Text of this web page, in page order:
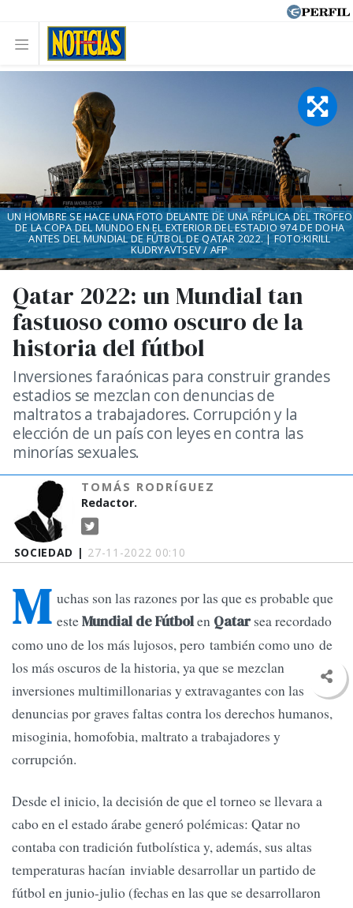
SOCIEDAD | 27-11-2022 00:10
Qatar 2022: un Mundial tan
fastuoso como oscuro de la
historia del fútbol
Inversiones faraónicas para construir grandes
estadios se mezclan con denuncias de
maltratos a trabajadores. Corrupción y la
elección de un país con leyes en contra las
minorías sexuales.
TOMÁS RODRÍGUEZ
Redactor.
UN HOMBRE SE HACE UNA FOTO DELANTE DE UNA RÉPLICA DEL TROFEO
DE LA COPA DEL MUNDO EN EL EXTERIOR DEL ESTADIO 974 DE DOHA
ANTES DEL MUNDIAL DE FÚTBOL DE QATAR 2022. | FOTO:KIRILL
KUDRYAVTSEV / AFP
M uchas son las razones por las que es probable que
esteMundial de Fútbolen Qatar sea recordado
como uno de los más lujosos, pero también como uno de
los más oscuros de la historia, ya que se mezclan
inversiones multimillonarias y extravagantes con las
denuncias por graves faltas contra los derechos humanos,
misoginia, homofobia, maltrato a trabajadores y
corrupción.
Desde el inicio, la decisión de que el torneo se llevara a
cabo en el estado árabe generó polémicas: Qatar no
contaba con tradición futbolística y, además, sus altas
temperaturas hacían inviable desarrollar un partido de
fútbol en junio-julio (fechas en las que se desarrollaron